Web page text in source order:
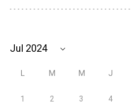
L M M J
1 2 3 4